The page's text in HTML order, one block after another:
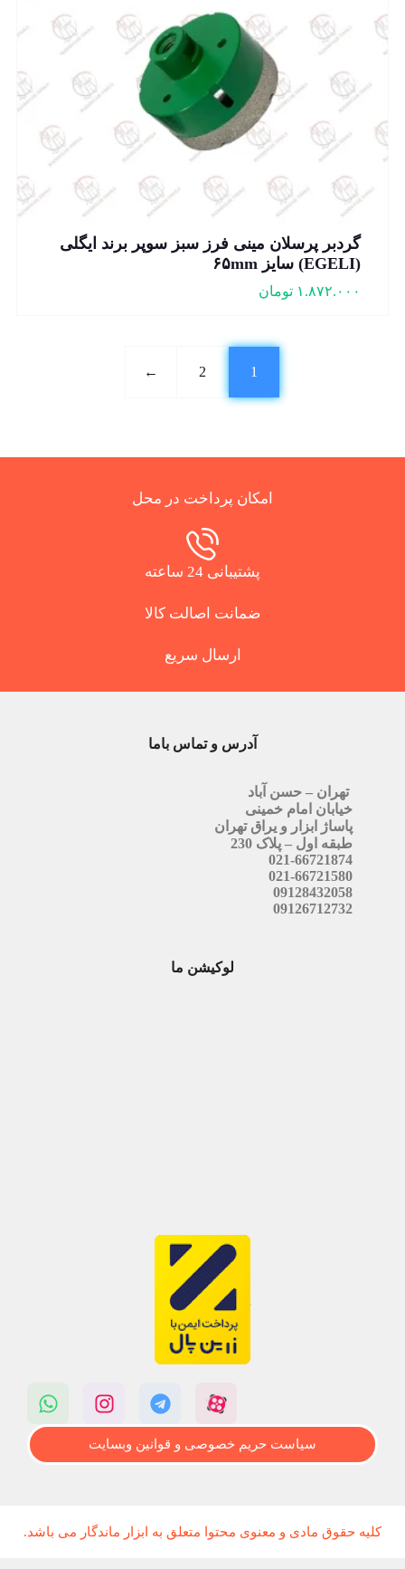
گردبر پرسلان مینی فرز سبز سوپر برند ایگلی
(EGELI) سایز ۶۵mm
۱.۸۷۲.۰۰۰ تومان
1
2
←
امکان پرداخت در محل
پشتیبانی 24 ساعته
ضمانت اصالت کالا
ارسال سریع
آدرس و تماس باما
تهران – حسن آباد
خیابان امام خمینی
پاساژ ابزار و یراق تهران
طبقه اول – پلاک 230
021-66721874
021-66721580
09128432058
09126712732
لوکیشن ما
سیاست حریم خصوصی و قوانین وبسایت
کلیه حقوق مادی و معنوی محتوا متعلق به ابزار ماندگار می باشد.